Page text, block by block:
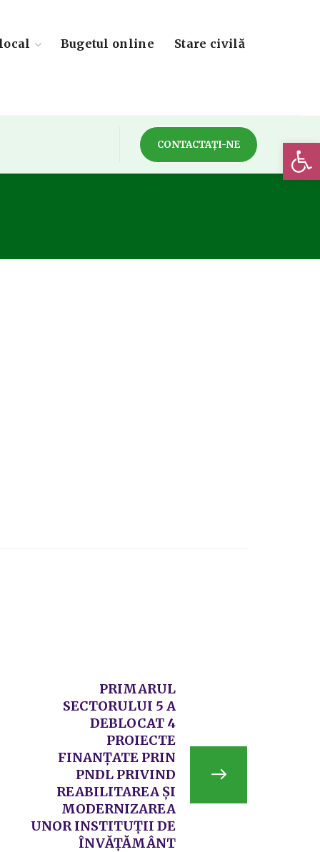
Bugetul online Stare civilă
CONTACTAȚI-NE
PRIMARUL
SECTORULUI 5 A
DEBLOCAT 4
PROIECTE
FINANȚATE PRIN
PNDL PRIVIND
REABILITAREA ȘI
MODERNIZAREA
UNOR INSTITUȚII DE
ÎNVĂȚĂMÂNT